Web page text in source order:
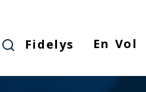
main
content
En Vol
Fidelys